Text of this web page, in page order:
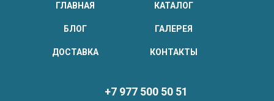
ГЛАВНАЯ КАТАЛОГ
БЛОГ ГАЛЕРЕЯ
ДОСТАВКА КОНТАКТЫ
+7 977 500 50 51